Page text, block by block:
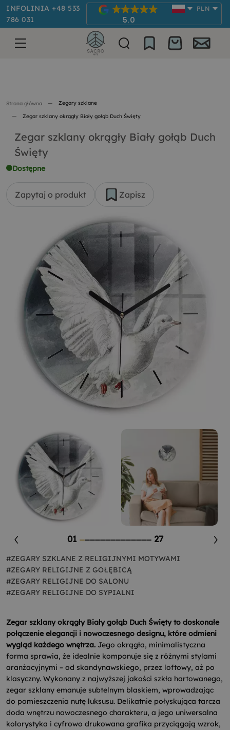
INFOLINIA +48 533
786 031
5.0
PLN
Strona główna Zegary szklane
Zegar szklany okrągły Biały gołąb Duch Święty
Zegar szklany okrągły Biały gołąb Duch
Święty
Dostępne
Zapytaj o produkt Zapisz
01 27
#ZEGARY SZKLANE Z RELIGIJNYMI MOTYWAMI
#ZEGARY RELIGIJNE Z GOŁĘBICĄ
#ZEGARY RELIGIJNE DO SALONU
#ZEGARY RELIGIJNE DO SYPIALNI
Zegar szklany okrągły Biały gołąb Duch Święty to doskonałe
połączenie elegancji i nowoczesnego designu, które odmieni
wygląd każdego wnętrza. Jego okrągła, minimalistyczna
forma sprawia, że idealnie komponuje się z różnymi stylami
aranżacyjnymi – od skandynawskiego, przez loftowy, aż po
klasyczny. Wykonany z najwyższej jakości szkła hartowanego,
zegar szklany emanuje subtelnym blaskiem, wprowadzając
do pomieszczenia nutę luksusu. Delikatnie połyskująca tarcza
doda wnętrzu nowoczesnego charakteru, a jego uniwersalna
kolorystyka i cyfrowo drukowana grafika przyciągają wzrok,